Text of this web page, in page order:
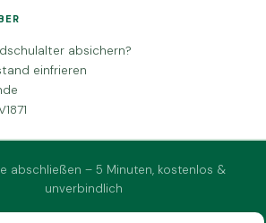
absichern?
einfrieren
abschließen – 5 Minuten, kostenlos &
unverbindlich